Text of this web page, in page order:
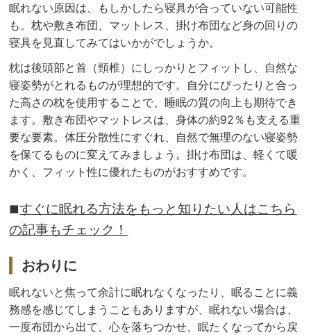
眠れない原因は、もしかしたら寝具が合っていない可能性
も。枕や敷き布団、マットレス、掛け布団など身の回りの
寝具を見直してみてはいかがでしょうか。
枕は後頭部と首（頸椎）にしっかりとフィットし、自然な
寝姿勢がとれるものが理想的です。自分にぴったりと合っ
た高さの枕を使用することで、睡眠の質の向上も期待でき
ます。敷き布団やマットレスは、身体の約92％も支える重
要な要素。体圧分散性にすぐれ、自然で無理のない寝姿勢
を保てるものに変えてみましょう。掛け布団は、軽くて暖
かく、フィット性に優れたものがおすすめです。
■すぐに眠れる方法をもっと知りたい人はこちら
の記事もチェック！
おわりに
眠れないと焦って余計に眠れなくなったり、眠ることに義
務感を感じてしまうこともありますが、眠れない場合は、
一度布団から出て、心を落ちつかせ、眠たくなってから戻